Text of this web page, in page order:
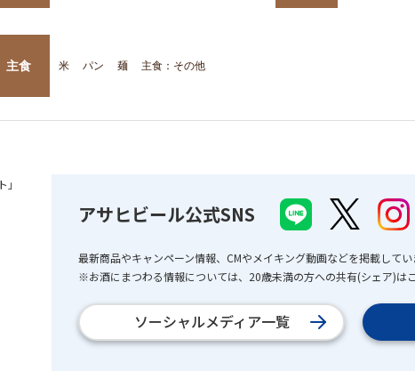
主食 米 パン 麺 主食：その他
アサヒビール公式SNS
最新商品やキャンペーン情報、CMやメイキング動画などを掲載してい
※お酒にまつわる情報については、20歳未満の方への共有(シェア)は
ソーシャルメディア一覧